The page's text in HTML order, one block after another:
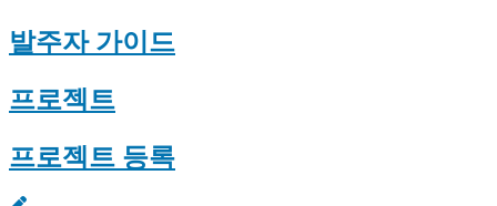
발주자 가이드
프로젝트
프로젝트 등록